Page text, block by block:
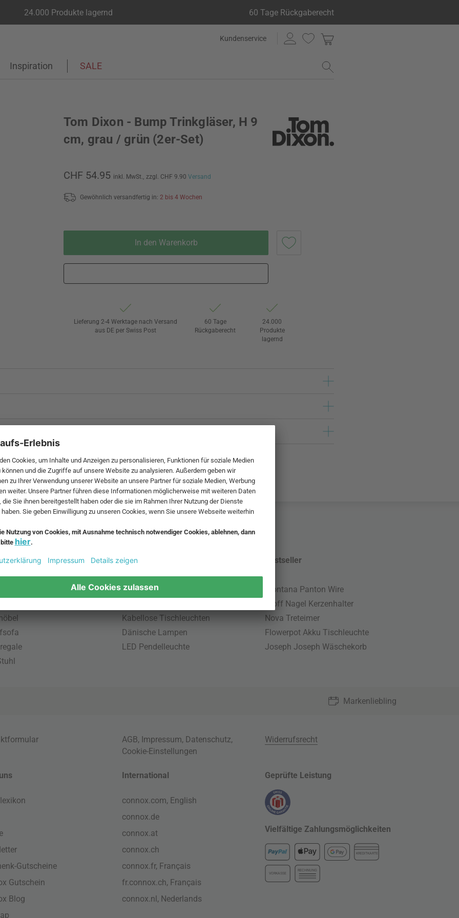
24.000 Produkte lagernd 60 Tage Rückgaberecht
Kundenservice
Inspiration SALE
Tom Dixon - Bump Trinkgläser, H 9
cm, grau / grün (2er-Set)
CHF 54.95 inkl. MwSt., zzgl. CHF 9.90 Versand
Gewöhnlich versandfertig in: 2 bis 4 Wochen
In den Warenkorb
Lieferung 2-4 Werktage nach Versand
aus DE per Swiss Post
60 Tage
Rückgaberecht
24.000
Produkte
lagernd
und zzgl.
Möbel Beliebte Leuchten
Pendellampe für Aussen
Kabellose Tischleuchten
Dänische Lampen
LED Pendelleuchte
Bestseller
Montana Panton Wire
Stoff Nagel Kerzenhalter
Nova Treteimer
Flowerpot Akku Tischleuchte
Joseph Joseph Wäschekorb
Markenliebling
AGB, Impressum, Datenschutz,
Cookie-Einstellungen
Widerrufsrecht
Gutscheine
Gutschein
Blog
International
connox.com, English
connox.de
connox.at
connox.ch
connox.fr, Français
fr.connox.ch, Français
connox.nl, Nederlands
Geprüfte Leistung
Vielfältige Zahlungsmöglichkeiten
KREDITKARTE
VORKASSE
RECHNUNG